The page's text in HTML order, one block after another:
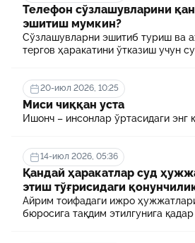
Телефон сўзлашувларини
эшитиш мумкин?
Сўзлашувларни эшитиб туриш ва
тергов ҳаракатини ўтказиш учун
20-июл 2026, 10:25
Миси чиққан уста
Ишонч – инсонлар ўртасидаги энг
14-июл 2026, 05:36
Қандай ҳаракатлар суд
этиш тўғрисидаги
ҳисобланади? 5 муҳим факт
Айрим тоифадаги ижро
бюросига тақдим этилгунига